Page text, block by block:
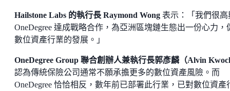
Hailstone Labs 的執行長 Raymond Wong 表示：「我們很高
OneDegree 達成戰略合作，為亞洲區塊鏈生態出一份心力，
數位資產行業的發展。」
OneDegree Group 聯合創辦人兼執行長郭彥麟（Alvin
認為傳統保險公司通常不願承擔更多的數位資產風險。而
OneDegree 恰恰相反，數年前已部署此行業，已對數位資產